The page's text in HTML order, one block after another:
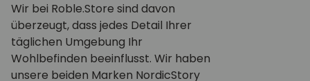
Wir bei Roble.Store sind davon
überzeugt, dass jedes Detail Ihrer
täglichen Umgebung Ihr
Wohlbefinden beeinflusst. Wir haben
unsere beiden Marken NordicStory